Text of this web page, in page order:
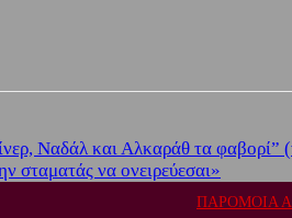
Ναδάλ και Αλκαράθ τα φαβορί”
σταματάς να ονειρεύεσαι»
ΠΑΡΟΜΟΙΑ